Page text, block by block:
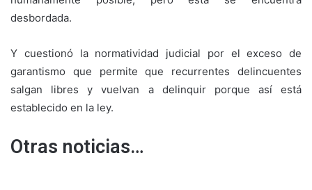
desbordada.
Y cuestionó la normatividad judicial por el exceso de
garantismo que permite que recurrentes delincuentes
salgan libres y vuelvan a delinquir porque así está
establecido en la ley.
Otras noticias…